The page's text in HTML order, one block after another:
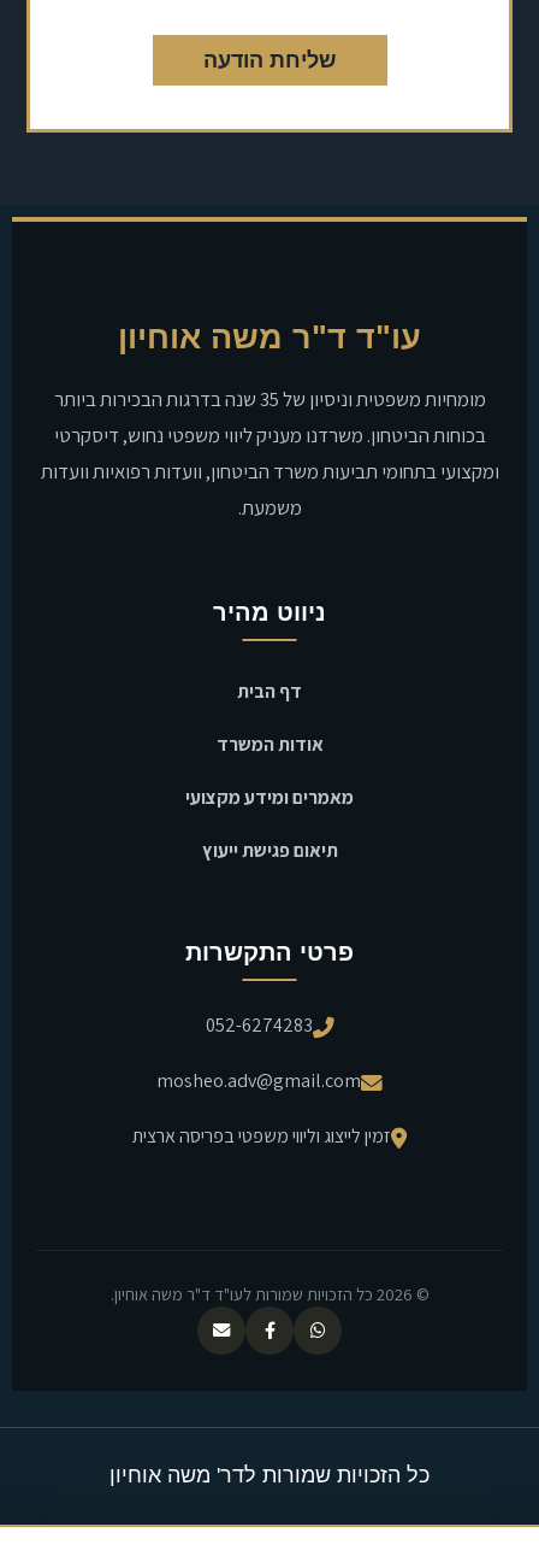
שליחת הודעה
עו"ד ד"ר משה אוחיון
מומחיות משפטית וניסיון של 35 שנה בדרגות הבכירות ביותר
בכוחות הביטחון. משרדנו מעניק ליווי משפטי נחוש, דיסקרטי
ומקצועי בתחומי תביעות משרד הביטחון, וועדות רפואיות וועדות
משמעת.
ניווט מהיר
דף הבית
אודות המשרד
מאמרים ומידע מקצועי
תיאום פגישת ייעוץ
פרטי התקשרות
052-6274283
mosheo.adv@gmail.com
זמין לייצוג וליווי משפטי בפריסה ארצית
© 2026 כל הזכויות שמורות לעו"ד ד"ר משה אוחיון.
כל הזכויות שמורות לדר' משה אוחיון